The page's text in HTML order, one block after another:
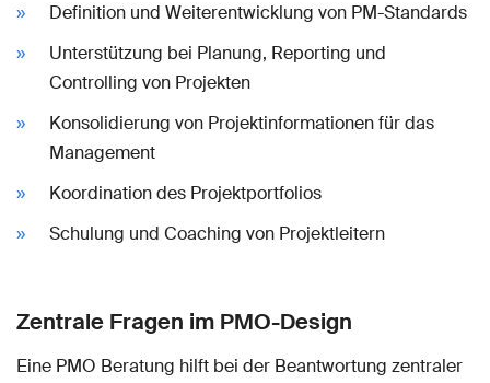
Definition und Weiterentwicklung von PM-Standards
Unterstützung bei Planung, Reporting und
Controlling von Projekten
Konsolidierung von Projektinformationen für das
Management
Koordination des Projektportfolios
Schulung und Coaching von Projektleitern
Zentrale Fragen im PMO-Design
Eine PMO Beratung hilft bei der Beantwortung zentraler